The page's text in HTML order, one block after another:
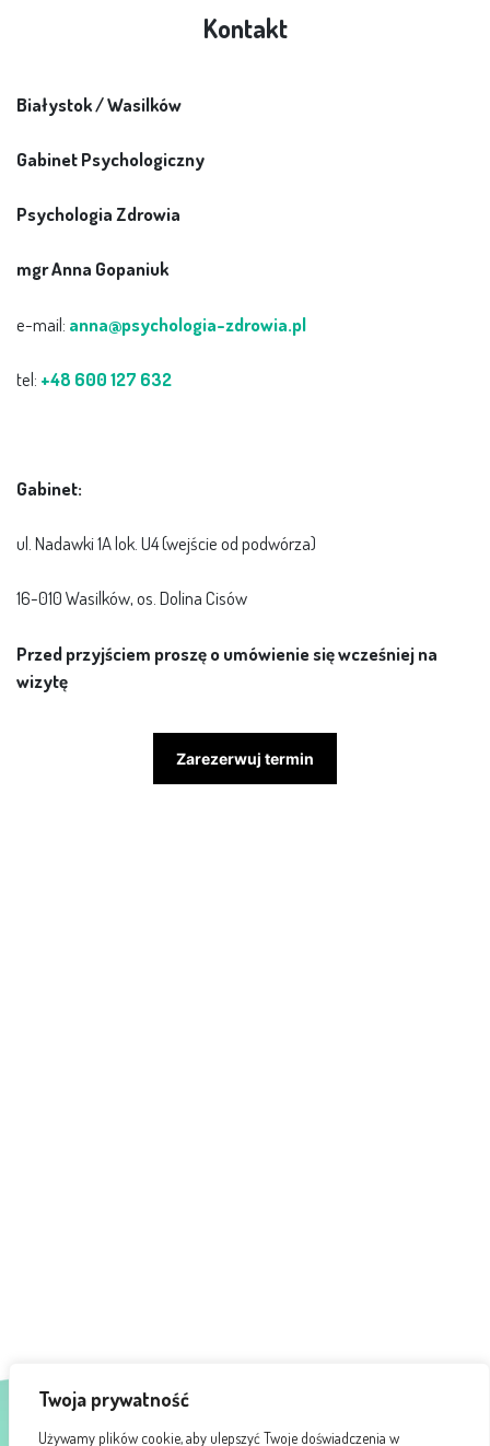
Twoja prywatność
Używamy plików cookie, aby ulepszyć Twoje doświadczenia w
Kontakt
Białystok / Wasilków
Gabinet Psychologiczny
Psychologia Zdrowia
mgr Anna Gopaniuk
e-mail: anna@psychologia-zdrowia.pl
tel: +48 600 127 632
Gabinet:
ul. Nadawki 1A lok. U4 (wejście od podwórza)
16-010 Wasilków, os. Dolina Cisów
Przed przyjściem proszę o umówienie się wcześniej na
wizytę
Zarezerwuj termin